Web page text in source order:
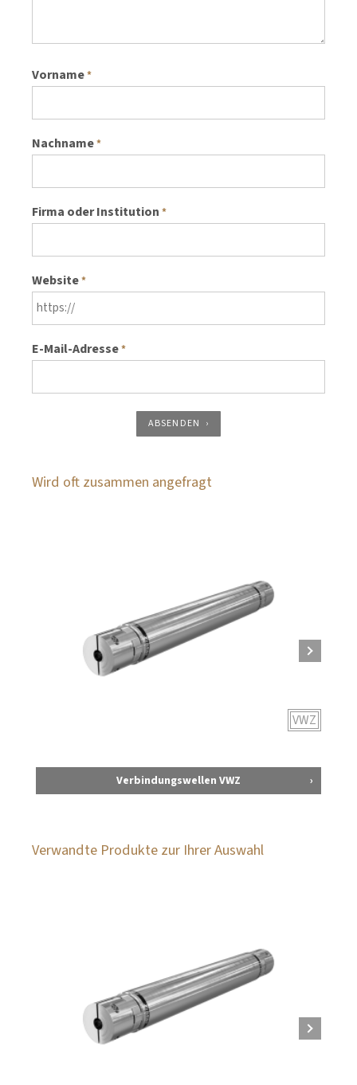
Vorname*
Nachname*
Firma oder Institution *
Website*
E-Mail-Adresse*
ABSENDEN
Wird oft zusammen angefragt
VWZ
Verbindungswellen VWZ
Verwandte Produkte zur Ihrer Auswahl